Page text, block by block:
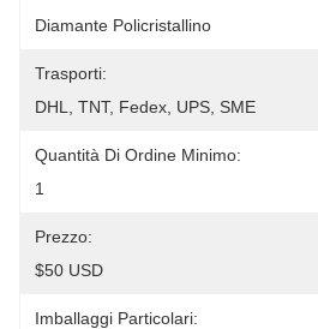
Diamante Policristallino
Trasporti:
DHL, TNT, Fedex, UPS, SME
Quantità Di Ordine Minimo:
1
Prezzo:
$50 USD
Imballaggi Particolari: